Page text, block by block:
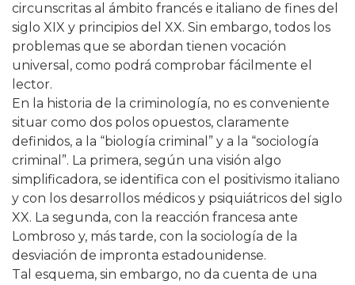
circunscritas al ámbito francés e italiano de fines del
siglo XIX y principios del XX. Sin embargo, todos los
problemas que se abordan tienen vocación
universal, como podrá comprobar fácilmente el
lector.
En la historia de la criminología, no es conveniente
situar como dos polos opuestos, claramente
definidos, a la “biología criminal” y a la “sociología
criminal”. La primera, según una visión algo
simplificadora, se identifica con el positivismo italiano
y con los desarrollos médicos y psiquiátricos del siglo
XX. La segunda, con la reacción francesa ante
Lombroso y, más tarde, con la sociología de la
desviación de impronta estadounidense.
Tal esquema, sin embargo, no da cuenta de una